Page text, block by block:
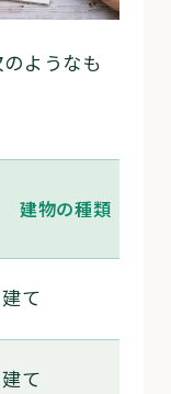
ようなも
建物の種類
て
て